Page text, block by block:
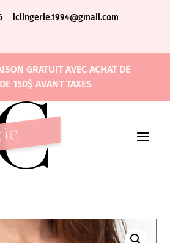
lclingerie.1994@gmail.com
GRATUIT AVEC ACHAT DE
150$ AVANT TAXES